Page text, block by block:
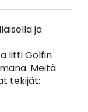
ja
Iitti Golfin
Meitä
tekijät: